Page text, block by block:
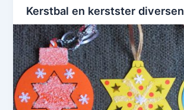
Kerstbal en kerstster diversen